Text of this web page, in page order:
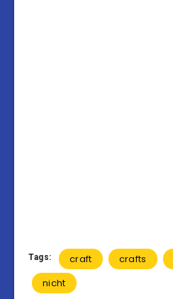
Tags: craft crafts
nicht